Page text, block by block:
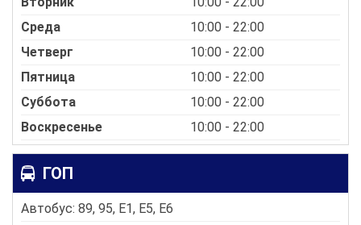
Среда
10:00 - 22:00
Четверг
10:00 - 22:00
Пятница
10:00 - 22:00
Суббота
10:00 - 22:00
Воскресенье
10:00 - 22:00
ГОП
Автобус: 89, 95, E1, E5, E6